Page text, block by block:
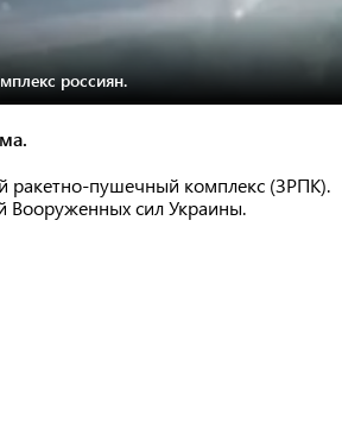
россиян.
ракетно-пушечный комплекс (ЗРПК).
Вооруженных сил Украины.